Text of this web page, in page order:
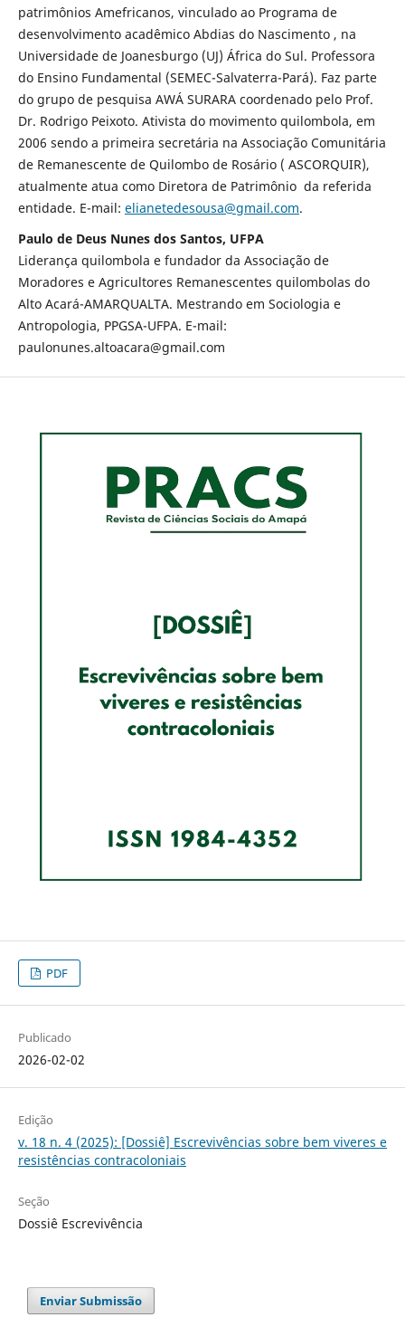
patrimônios Amefricanos, vinculado ao Programa de
desenvolvimento acadêmico Abdias do Nascimento , na
Universidade de Joanesburgo (UJ) África do Sul. Professora
do Ensino Fundamental (SEMEC-Salvaterra-Pará). Faz parte
do grupo de pesquisa AWÁ SURARA coordenado pelo Prof.
Dr. Rodrigo Peixoto. Ativista do movimento quilombola, em
2006 sendo a primeira secretária na Associação Comunitária
de Remanescente de Quilombo de Rosário ( ASCORQUIR),
atualmente atua como Diretora de Patrimônio da referida
entidade. E-mail: elianetedesousa@gmail.com.
Paulo de Deus Nunes dos Santos, UFPA
Liderança quilombola e fundador da Associação de
Moradores e Agricultores Remanescentes quilombolas do
Alto Acará-AMARQUALTA. Mestrando em Sociologia e
Antropologia, PPGSA-UFPA. E-mail:
paulonunes.altoacara@gmail.com
PDF
Publicado
2026-02-02
Edição
v. 18 n. 4 (2025): [Dossiê] Escrevivências sobre bem viveres e
resistências contracoloniais
Seção
Dossiê Escrevivência
Enviar Submissão